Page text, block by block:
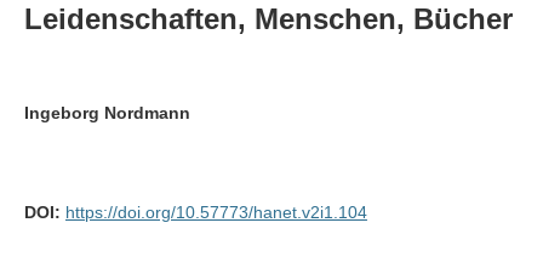
Leidenschaften, Menschen, Bücher
Ingeborg Nordmann
DOI: https://doi.org/10.57773/hanet.v2i1.104